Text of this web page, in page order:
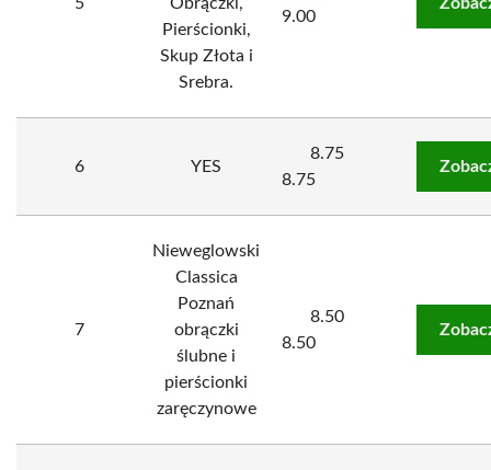
Pierścionki,
Skup Złota i
Srebra.
9.00
6 YES
8.75
8.75
7
Nieweglowski
Classica
Poznań
obrączki
ślubne i
pierścionki
zaręczynowe
8.50
8.50